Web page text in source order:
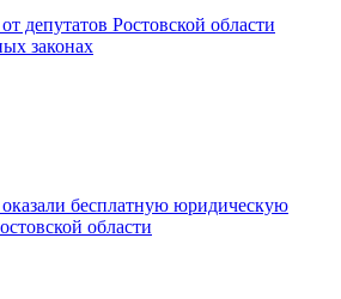
депутатов Ростовской области
законах
бесплатную юридическую
области